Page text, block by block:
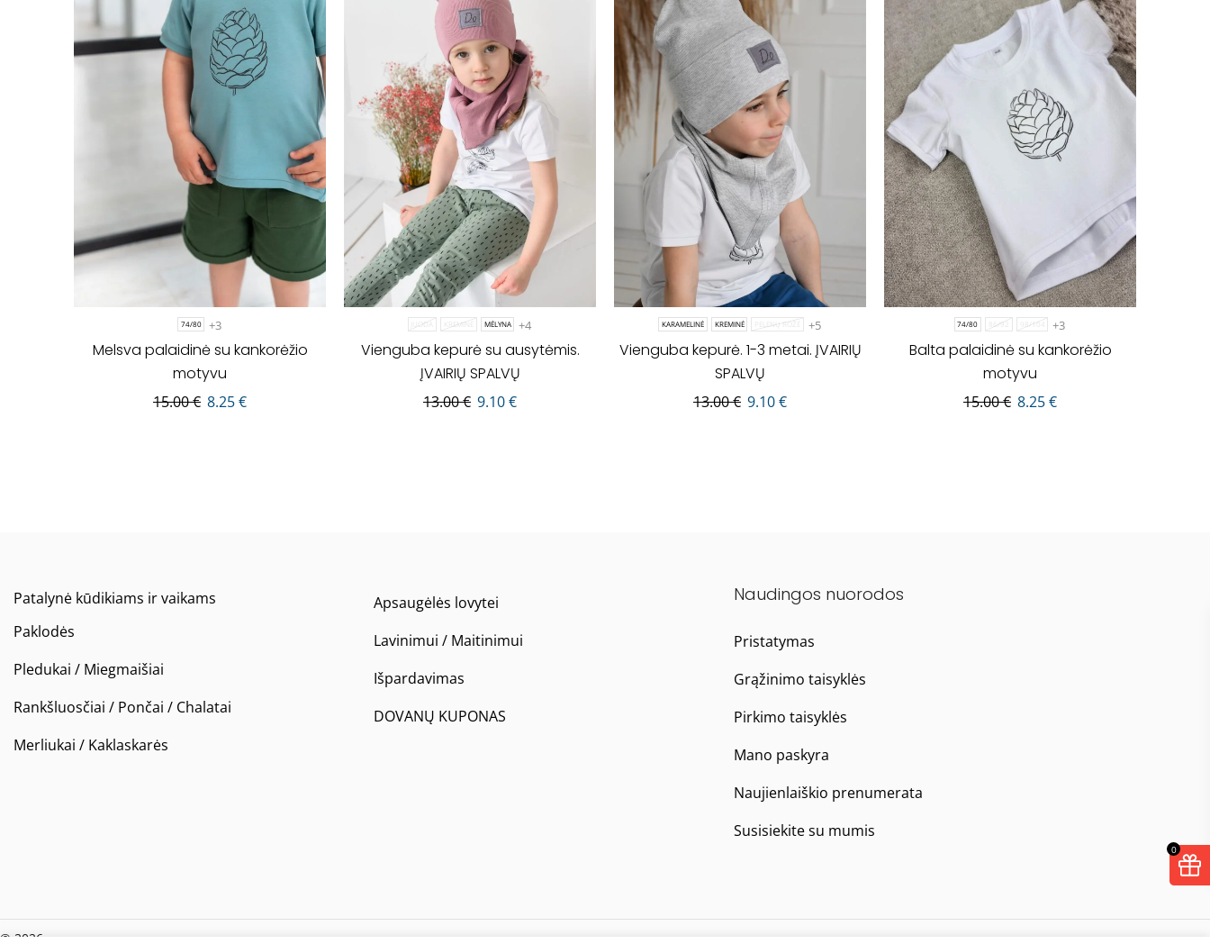
74/80 +3
Melsva palaidinė su kankorėžio
motyvu
15.00€ 8.25€
JUODA KREMINĖ MĖLYNA +4
Vienguba kepurė su ausytėmis.
ĮVAIRIŲ SPALVŲ
13.00€ 9.10€
KARAMELINĖ KREMINĖ PELENŲ ROŽĖ +5
Vienguba kepurė. 1-3 metai. ĮVAIRIŲ
SPALVŲ
13.00€ 9.10€
74/80 86/92 98/104 +3
Balta palaidinė su kankorėžio
motyvu
15.00€ 8.25€
Patalynė kūdikiams ir vaikams
Paklodės
Pledukai / Miegmaišiai
Rankšluosčiai / Pončai / Chalatai
Merliukai / Kaklaskarės
Apsaugėlės lovytei
Lavinimui / Maitinimui
Išpardavimas
DOVANŲ KUPONAS
Naudingos nuorodos
Pristatymas
Grąžinimo taisyklės
Pirkimo taisyklės
Mano paskyra
Naujienlaiškio prenumerata
Susisiekite su mumis
© 2026
0